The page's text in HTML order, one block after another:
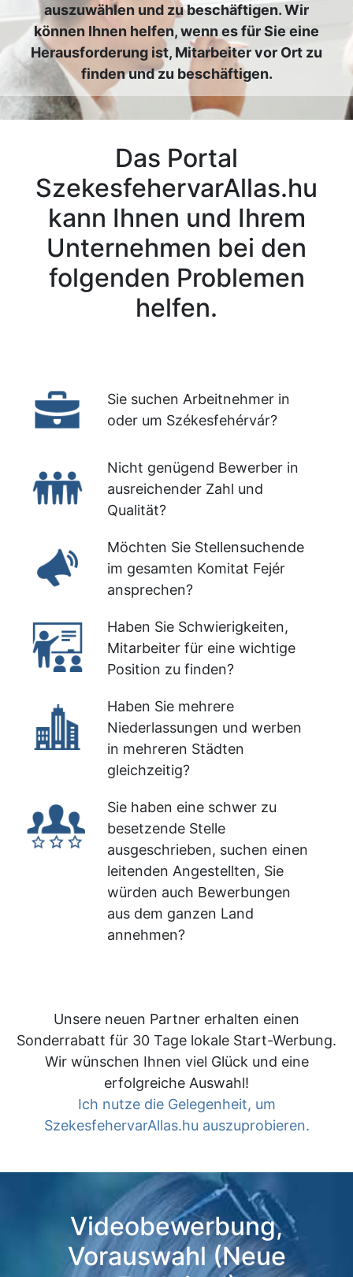
auszuwählen und zu beschäftigen. Wir
können Ihnen helfen, wenn es für Sie eine
Herausforderung ist, Mitarbeiter vor Ort zu
finden und zu beschäftigen.
Das Portal
SzekesfehervarAllas.hu
kann Ihnen und Ihrem
Unternehmen bei den
folgenden Problemen
helfen.
Sie suchen Arbeitnehmer in
oder um Székesfehérvár?
Nicht genügend Bewerber in
ausreichender Zahl und
Qualität?
Möchten Sie Stellensuchende
im gesamten Komitat Fejér
ansprechen?
Haben Sie Schwierigkeiten,
Mitarbeiter für eine wichtige
Position zu finden?
Haben Sie mehrere
Niederlassungen und werben
in mehreren Städten
gleichzeitig?
Sie haben eine schwer zu
besetzende Stelle
ausgeschrieben, suchen einen
leitenden Angestellten, Sie
würden auch Bewerbungen
aus dem ganzen Land
annehmen?
Unsere neuen Partner erhalten einen
Sonderrabatt für 30 Tage lokale Start-Werbung.
Wir wünschen Ihnen viel Glück und eine
erfolgreiche Auswahl!
Ich nutze die Gelegenheit, um
SzekesfehervarAllas.hu auszuprobieren.
Videobewerbung,
Vorauswahl (Neue